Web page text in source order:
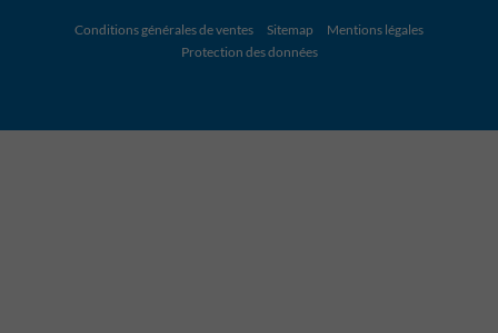
Conditions générales de ventes Sitemap
Mentions légales
Protection des données